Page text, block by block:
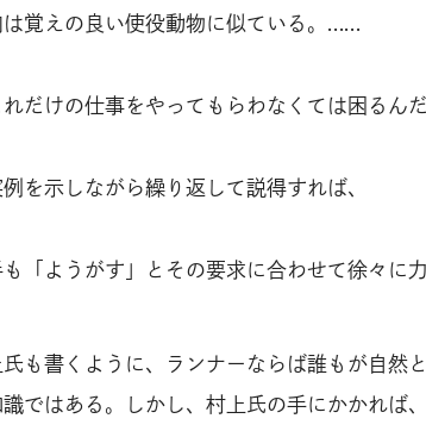
覚えの良い使役動物に似ている。……
れだけの仕事をやってもらわなくては困るんだ
例を示しながら繰り返して説得すれば、
「ようがす」とその要求に合わせて徐々に
も書くように、ランナーならば誰もが自然
ではある。しかし、村上氏の手にかかれば